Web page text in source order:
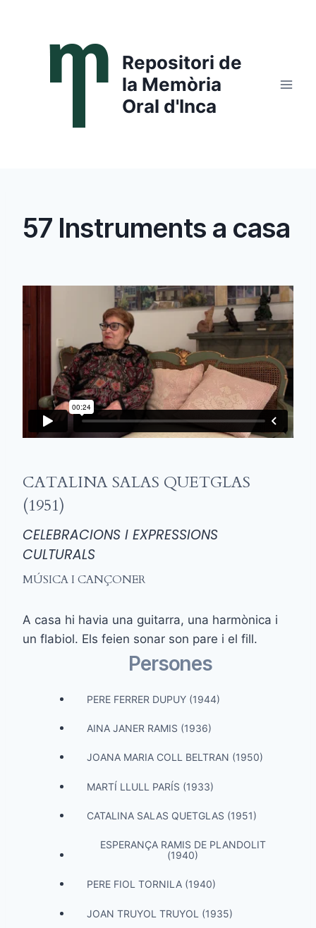
contenido
Repositori de
la Memòria
Oral d'Inca
57 Instruments a casa
CATALINA SALAS QUETGLAS
(1951)
CELEBRACIONS I EXPRESSIONS
CULTURALS
MÚSICA I CANÇONER
A casa hi havia una guitarra, una harmònica i
un flabiol. Els feien sonar son pare i el fill.
Persones
PERE FERRER DUPUY (1944)
AINA JANER RAMIS (1936)
JOANA MARIA COLL BELTRAN (1950)
MARTÍ LLULL PARÍS (1933)
CATALINA SALAS QUETGLAS (1951)
ESPERANÇA RAMIS DE PLANDOLIT
(1940)
PERE FIOL TORNILA (1940)
JOAN TRUYOL TRUYOL (1935)